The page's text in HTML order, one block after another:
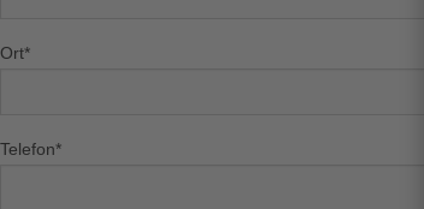
Ort*
Telefon*